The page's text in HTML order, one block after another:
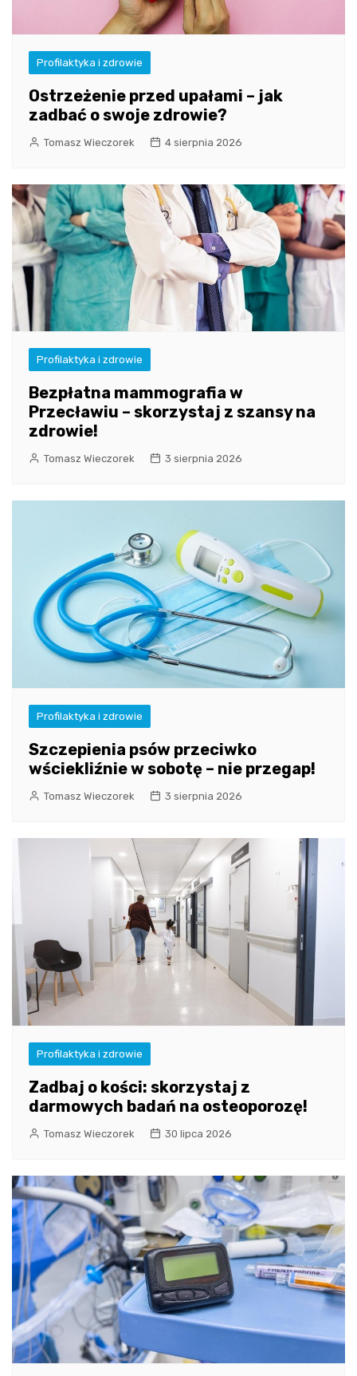
Profilaktyka i zdrowie
Ostrzeżenie przed upałami – jak
zadbać o swoje zdrowie?
Tomasz Wieczorek 4 sierpnia 2026
Profilaktyka i zdrowie
Bezpłatna mammografia w
Przecławiu – skorzystaj z szansy na
zdrowie!
Tomasz Wieczorek 3 sierpnia 2026
Profilaktyka i zdrowie
Szczepienia psów przeciwko
wściekliźnie w sobotę – nie przegap!
Tomasz Wieczorek 3 sierpnia 2026
Profilaktyka i zdrowie
Zadbaj o kości: skorzystaj z
darmowych badań na osteoporozę!
Tomasz Wieczorek 30 lipca 2026